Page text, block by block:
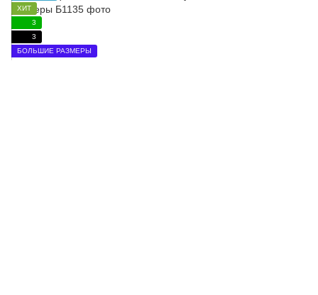
ХИТ
3
3
БОЛЬШИЕ РАЗМЕРЫ